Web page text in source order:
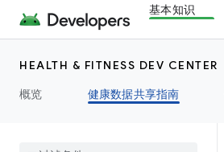
基本知识
HEALTH & FITNESS DEV CENTER
概览
健康数据共享指南